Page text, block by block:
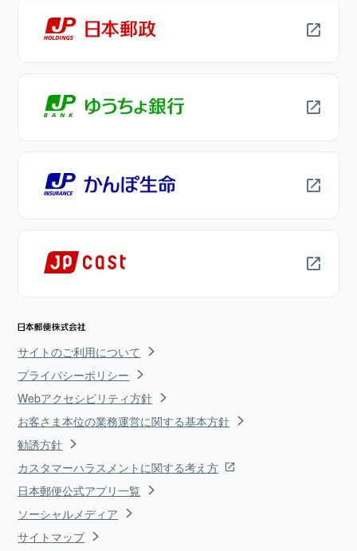
サイトのご利用について
プライバシーポリシー
Webアクセシビリティ方針
お客さま本位の業務運営に関する基本方針
勧誘方針
カスタマーハラスメントに関する考え方
日本郵便公式アプリ一覧
ソーシャルメディア
サイトマップ